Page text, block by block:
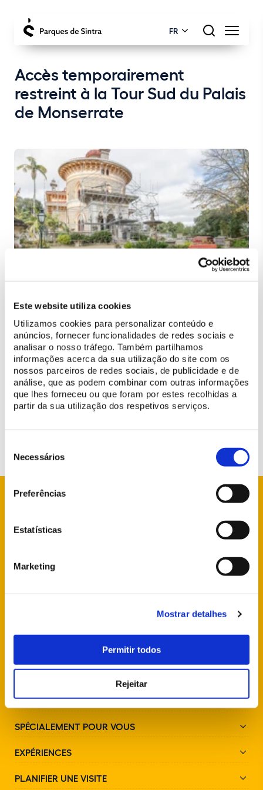
Este website utiliza cookies
Utilizamos cookies para personalizar conteúdo e
anúncios, fornecer funcionalidades de redes sociais e
analisar o nosso tráfego. Também partilhamos
informações acerca da sua utilização do site com os
nossos parceiros de redes sociais, de publicidade e de
análise, que as podem combinar com outras informações
que lhes forneceu ou que foram por estes recolhidas a
partir da sua utilização dos respetivos serviços.
Necessários
Preferências
Estatísticas
Marketing
Mostrar detalhes
Permitir todos
Rejeitar
FR
Accès temporairement
restreint à la Tour Sud du Palais
de Monserrate
En raison du montage d’échafaudages sur les façades du Palais
de Monserrate,l’accès à la Tour Sud sera interdit et devra se faire
par l’Escalier de Marbre/La Pelouse.
Nous nous excusons pour la gêne occasionnée et vous
remercions de votre compréhension.
PARCS ET MONUMENTS
SPÉCIALEMENT POUR VOUS
EXPÉRIENCES
PLANIFIER UNE VISITE